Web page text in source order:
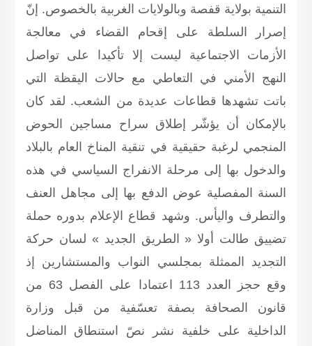
التنمية بولاية قفصة وبالولايات الغربية بالخصوص. إنّ
إصرار السلطة على إقحام القضاء في معالجة
الأزمات الاجتماعية ليست إلا تأكيدا على تواصل
النهج الأمني في التعاطي مع حالات اليقظة التي
باتت تشهدها قطاعات عديدة من الشعب. لقد كان
بالإمكان أن يؤشّر إطلاق سراح مساجين الحوض
المنجمي لرغبة حقيقية في تنقية المناخ العام بالبلاد
والدخول بها إلى مرحلة الانفراج السياسي في هذه
السنة المفصلية عوض الدفع بها إلى مجاهل العنف
والتطرف واليأس. وشهد قطاع الإعلام بدوره حملة
تضييق طالت أولا « الطريق الجديد » لسان حركة
التجديد الممثلة بمجلسي النواب والمستشارين إذ
وقع حجز العدد 113 اعتمادا على الفصل 63 من
قانون الصحافة بصفة تعسّفية من قبل وزارة
الداخلية على خلفية نشر نصّ استنطاق المناضل